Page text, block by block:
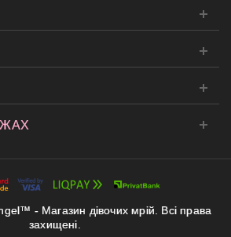
- Магазин дівочих мрій. Всі права
захищені.